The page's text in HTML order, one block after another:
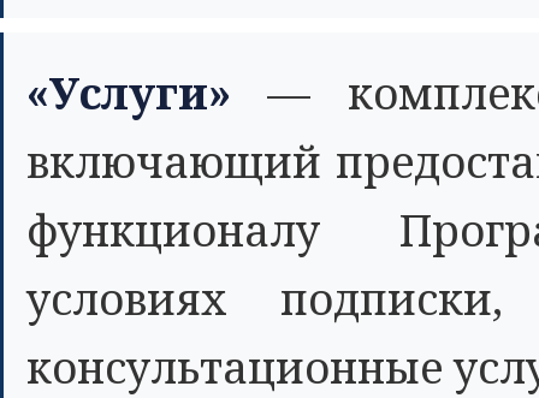
«Услуги» —
включающий
функционалу
условиях
консультационные